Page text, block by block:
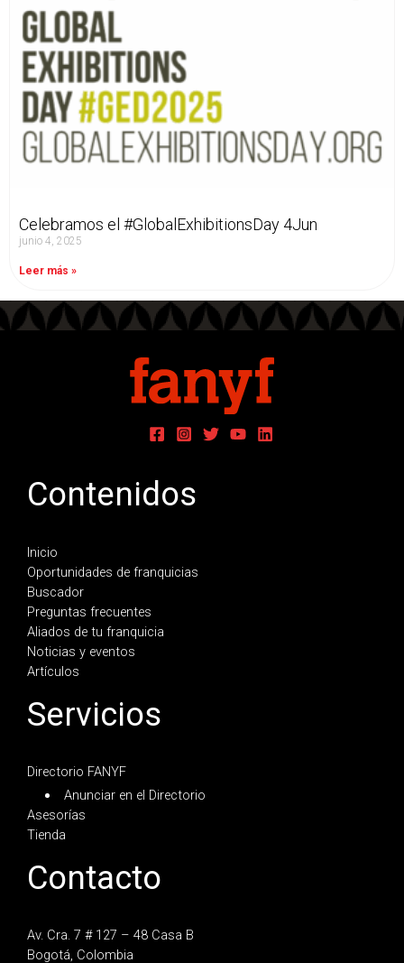
Celebramos el #GlobalExhibitionsDay 4Jun
junio 4, 2025
Leer más »
Contenidos
Inicio
Oportunidades de franquicias
Buscador
Preguntas frecuentes
Aliados de tu franquicia
Noticias y eventos
Artículos
Servicios
Directorio FANYF
Anunciar en el Directorio
Asesorías
Tienda
Contacto
Av. Cra. 7 # 127 – 48 Casa B
Bogotá, Colombia